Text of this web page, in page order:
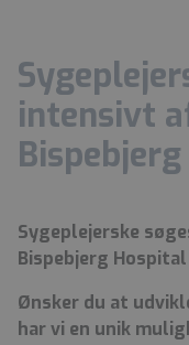
intensivt
Sygeplejerske
Bispebjerg Hospital
Ønsker du at
har vi en unik